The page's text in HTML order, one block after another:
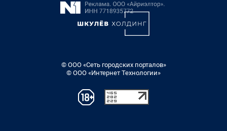
© ООО «Сеть городских порталов»
© ООО «Интернет Технологии»